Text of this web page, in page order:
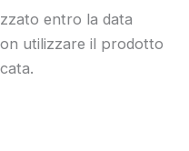
entro la data
utilizzare il prodotto